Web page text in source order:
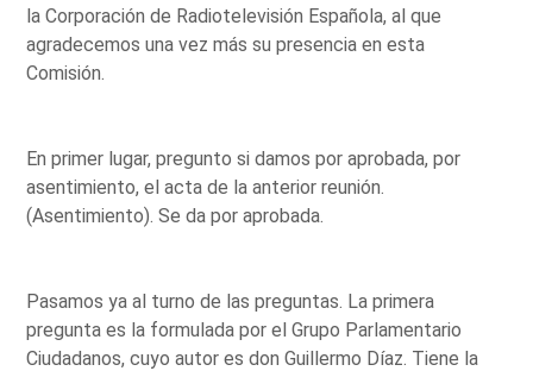
la Corporación de Radiotelevisión Española, al que
agradecemos una vez más su presencia en esta
Comisión.
En primer lugar, pregunto si damos por aprobada, por
asentimiento, el acta de la anterior reunión.
(Asentimiento). Se da por aprobada.
Pasamos ya al turno de las preguntas. La primera
pregunta es la formulada por el Grupo Parlamentario
Ciudadanos, cuyo autor es don Guillermo Díaz. Tiene la